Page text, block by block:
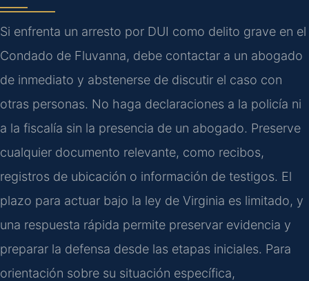
Si enfrenta un arresto por DUI como delito grave en el
Condado de Fluvanna, debe contactar a un abogado
de inmediato y abstenerse de discutir el caso con
otras personas. No haga declaraciones a la policía ni
a la fiscalía sin la presencia de un abogado. Preserve
cualquier documento relevante, como recibos,
registros de ubicación o información de testigos. El
plazo para actuar bajo la ley de Virginia es limitado, y
una respuesta rápida permite preservar evidencia y
preparar la defensa desde las etapas iniciales. Para
orientación sobre su situación específica,